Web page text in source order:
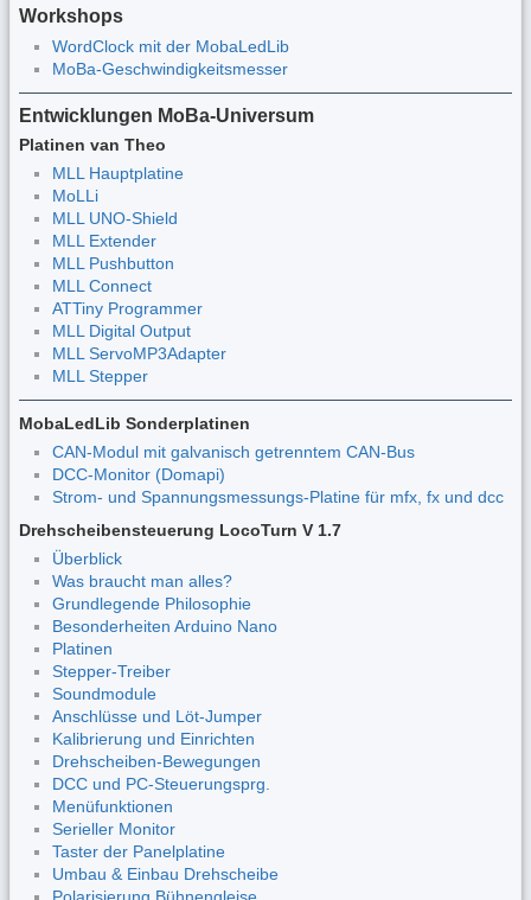
Workshops
WordClock mit der MobaLedLib
MoBa-Geschwindigkeitsmesser
Entwicklungen MoBa-Universum
Platinen van Theo
MLL Hauptplatine
MoLLi
MLL UNO-Shield
MLL Extender
MLL Pushbutton
MLL Connect
ATTiny Programmer
MLL Digital Output
MLL ServoMP3Adapter
MLL Stepper
MobaLedLib Sonderplatinen
CAN-Modul mit galvanisch getrenntem CAN-Bus
DCC-Monitor (Domapi)
Strom- und Spannungsmessungs-Platine für mfx, fx und dcc
Drehscheibensteuerung LocoTurn V 1.7
Überblick
Was braucht man alles?
Grundlegende Philosophie
Besonderheiten Arduino Nano
Platinen
Stepper-Treiber
Soundmodule
Anschlüsse und Löt-Jumper
Kalibrierung und Einrichten
Drehscheiben-Bewegungen
DCC und PC-Steuerungsprg.
Menüfunktionen
Serieller Monitor
Taster der Panelplatine
Umbau & Einbau Drehscheibe
Polarisierung Bühnengleise